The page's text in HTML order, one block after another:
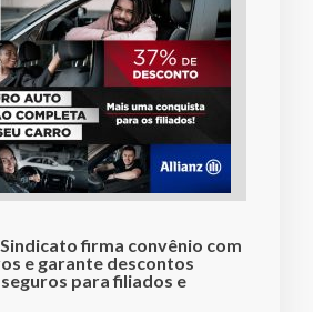
firma convênio com
e garante descontos
para filiados e